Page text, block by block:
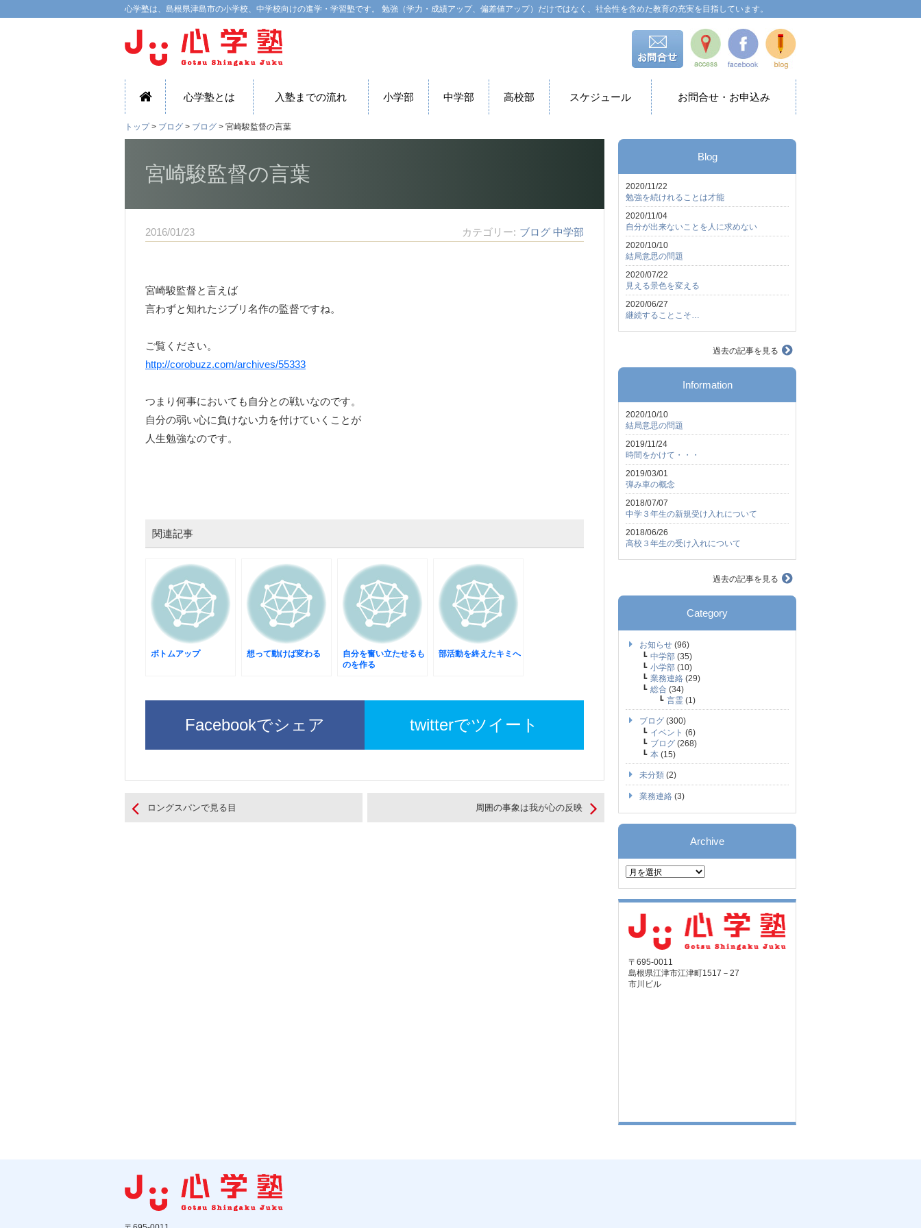
心学塾は、島根県津島市の小学校、中学校向けの進学・学習塾です。 勉強（学力・成績アップ、偏差値アップ）だけではなく、社会性を含めた教育の充実を目指しています。
心学塾とは 入塾までの流れ 小学部 中学部 高校部 スケジュール お問合せ・お申込み
トップ> ブログ > ブログ > 宮崎駿監督の言葉
宮崎駿監督の言葉
2016/01/23 カテゴリー ブログ 中学部
宮崎駿監督と言えば
言わずと知れたジブリ名作の監督ですね。
ご覧ください。
http://corobuzz.com/archives/55333
つまり何事においても自分との戦いなのです。
自分の弱い心に負けない力を付けていくことが
人生勉強なのです。
関連記事
ボトムアップ 想って動けば変わる
自分を奮い立たせるも
のを作る
部活動を終えたキミへ
Facebookでシェア twitterでツイート
ロングスパンで見る目 周囲の事象は我が心の反映
Blog
2020/11/22
勉強を続けれることは才能
2020/11/04
自分が出来ないことを人に求めない
2020/10/10
結局意思の問題
2020/07/22
見える景色を変える
2020/06/27
継続することこそ…
過去の記事を見る
Information
2020/10/10
結局意思の問題
2019/11/24
時間をかけて・・・
2019/03/01
弾み車の概念
2018/07/07
中学３年生の新規受け入れについて
2018/06/26
高校３年生の受け入れについて
過去の記事を見る
Category
お知らせ (96)
中学部 (35)
小学部 (10)
業務連絡 (29)
総合 (34)
言霊 (1)
ブログ (300)
イベント (6)
ブログ (268)
本 (15)
未分類 (2)
業務連絡 (3)
Archive
Archive
〒695-0011
島根県江津市江津町1517－27
市川ビル